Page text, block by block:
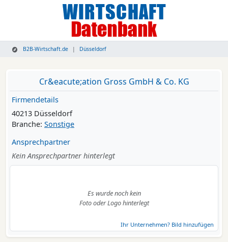
B2B-Wirtschaft.de Düsseldorf
Cr&eacute;ation Gross GmbH & Co. KG
Firmendetails
40213 Düsseldorf
Branche: Sonstige
Ansprechpartner
Kein Ansprechpartner hinterlegt
Es wurde noch kein
Foto oder Logo hinterlegt
Ihr Unternehmen? Bild hinzufügen